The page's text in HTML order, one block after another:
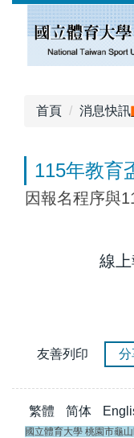
首頁 消息快訊
115年教育
因報名程序與
線
友善列印 分
繁體 简体
國立體育大學 桃園市龜山